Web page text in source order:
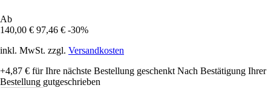
Ab
140,00 € 97,46 € -30%
inkl. MwSt. zzgl. Versandkosten
+4,87 € für Ihre nächste Bestellung geschenkt Nach Bestätigung Ihrer
Bestellung gutgeschrieben